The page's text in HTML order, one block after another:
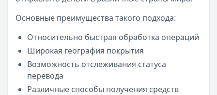
Основные преимущества такого подхода:
Относительно быстрая обработка операций
Широкая география покрытия
Возможность отслеживания статуса
перевода
Различные способы получения средств